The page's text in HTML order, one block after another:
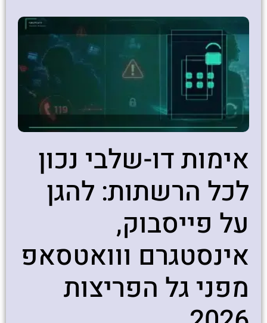
אימות דו-שלבי נכון
לכל הרשתות: להגן
על פייסבוק,
אינסטגרם ווואטסאפ
מפני גל הפריצות